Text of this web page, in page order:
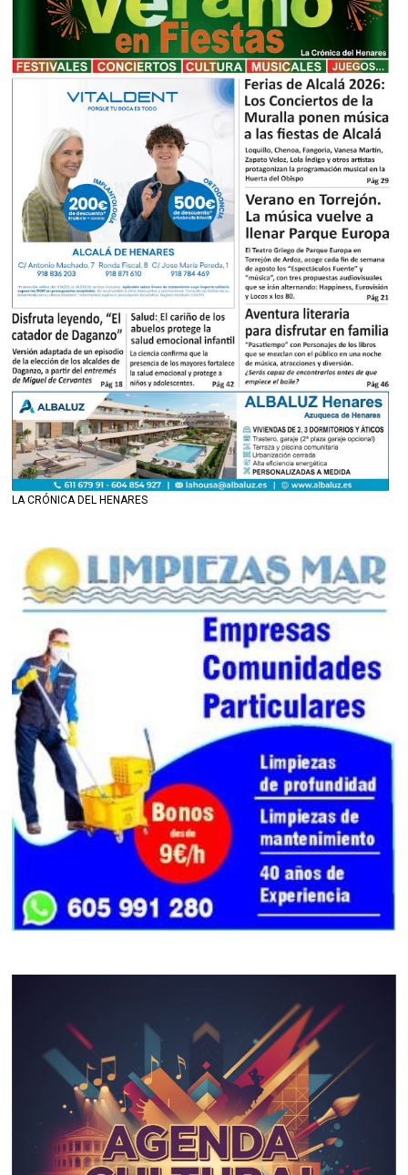
LA CRÓNICA DEL HENARES